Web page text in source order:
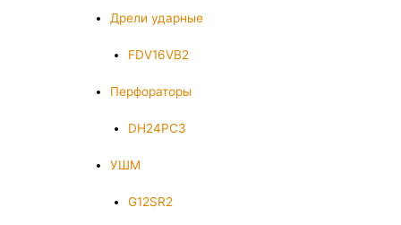
Дрели ударные
FDV16VB2
Перфораторы
DH24PC3
УШМ
G12SR2